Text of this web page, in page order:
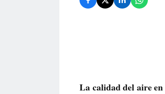
La calidad del aire en